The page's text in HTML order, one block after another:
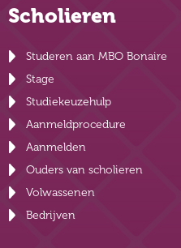
Scholieren
Studeren aan MBO Bonaire
Stage
Studiekeuzehulp
Aanmeldprocedure
Aanmelden
Ouders van scholieren
Volwassenen
Bedrijven